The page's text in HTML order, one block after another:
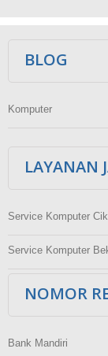
BLOG
Komputer
LAYANAN
Service Komputer
Service Komputer
NOMOR
Bank Mandiri